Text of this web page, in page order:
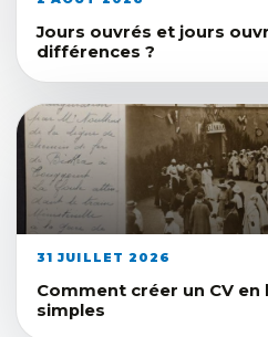
Jours ouvrés et jours
différences ?
31 JUILLET 2026
Comment créer un CV en
simples